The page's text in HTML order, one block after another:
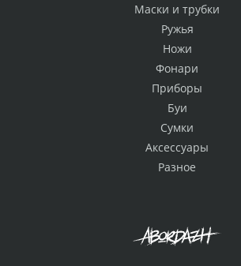
Маски и трубки
Ружья
Ножи
Фонари
Приборы
Буи
Сумки
Аксессуары
Разное